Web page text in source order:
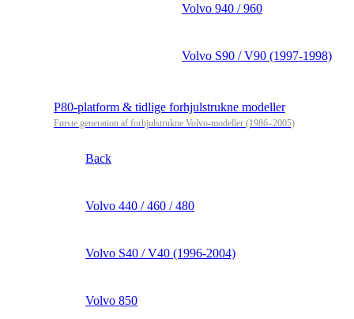
Volvo 940 / 960
Volvo S90 / V90 (1997-1998)
P80-platform & tidlige forhjulstrukne modeller
Første generation af forhjulstrukne Volvo-modeller (1986–2005)
Back
Volvo 440 / 460 / 480
Volvo S40 / V40 (1996-2004)
Volvo 850